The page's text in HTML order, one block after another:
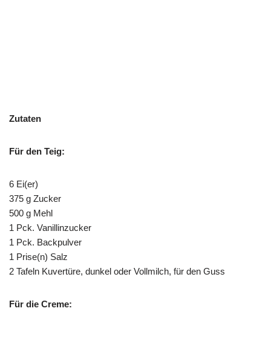
Zutaten
Für den Teig:
6 Ei(er)
375 g Zucker
500 g Mehl
1 Pck. Vanillinzucker
1 Pck. Backpulver
1 Prise(n) Salz
2 Tafeln Kuvertüre, dunkel oder Vollmilch, für den Guss
Für die Creme: